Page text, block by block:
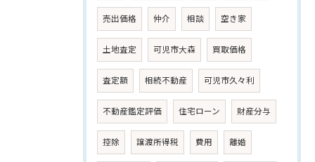
売出価格 仲介 相談 空き家
土地査定 可児市大森 買取価格
査定額 相続不動産 可児市久々利
不動産鑑定評価 住宅ローン 財産分与
控除 譲渡所得税 費用 離婚